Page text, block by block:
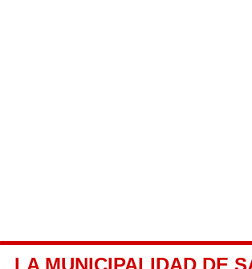
LA MUNICIPALIDAD DE